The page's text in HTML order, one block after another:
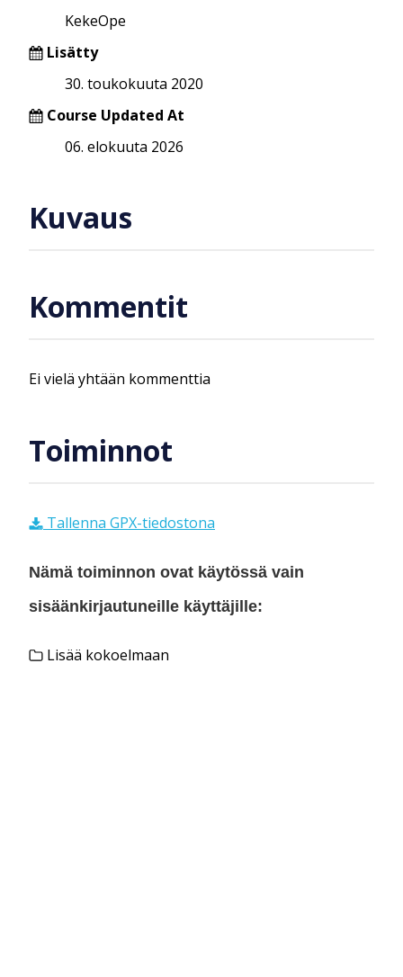
KekeOpe
Lisätty
30. toukokuuta 2020
Course Updated At
06. elokuuta 2026
Kuvaus
Kommentit
Ei vielä yhtään kommenttia
Toiminnot
Tallenna GPX-tiedostona
Nämä toiminnon ovat käytössä vain
sisäänkirjautuneille käyttäjille:
Lisää kokoelmaan